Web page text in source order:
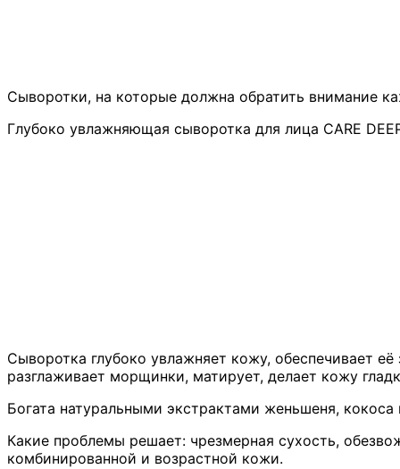
Сыворотки, на которые должна обратить внимание
Глубоко увлажняющая сыворотка для лица CARE
Сыворотка глубоко увлажняет кожу, обеспечивает
разглаживает морщинки, матирует, делает кожу
Богата натуральными экстрактами женьшеня,
Какие проблемы решает: чрезмерная сухость,
комбинированной и возрастной кожи.